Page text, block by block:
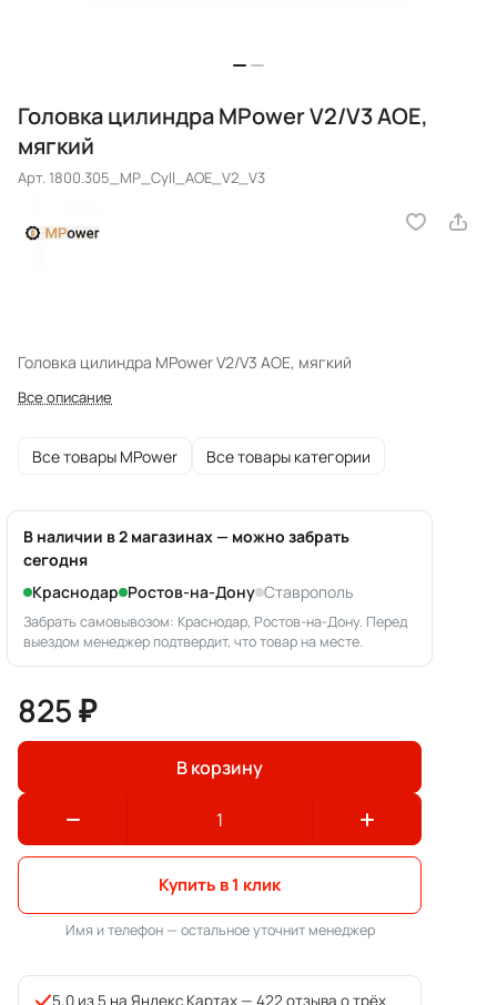
Головка цилиндра MPower V2/V3 AOE,
мягкий
Арт. 1800.305_MP_Cyll_AOE_V2_V3
Головка цилиндра MPower V2/V3 AOE, мягкий
Все описание
Все товары MPower Все товары категории
В наличии в 2 магазинах — можно забрать
сегодня
Краснодар Ростов-на-Дону Ставрополь
Забрать самовывозом: Краснодар, Ростов-на-Дону. Перед
выездом менеджер подтвердит, что товар на месте.
825 ₽
В корзину
Купить в 1 клик
Имя и телефон — остальное уточнит менеджер